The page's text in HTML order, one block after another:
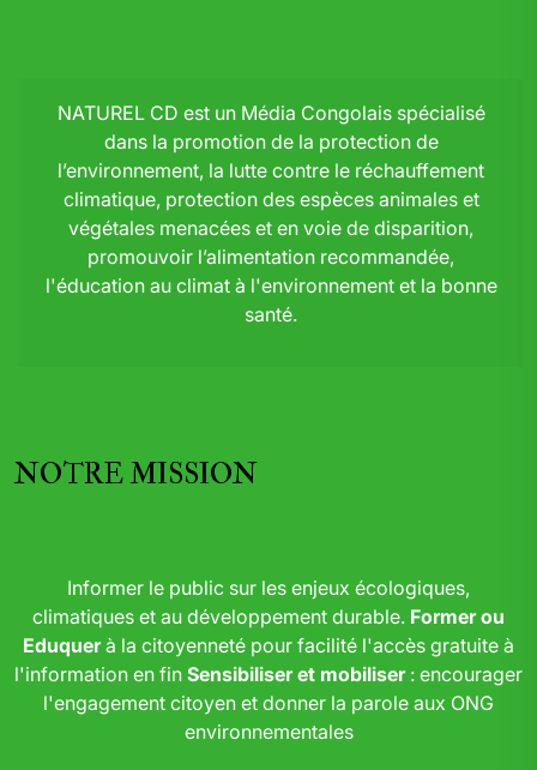
NATUREL CD est un Média Congolais spécialisé
dans la promotion de la protection de
l’environnement, la lutte contre le réchauffement
climatique, protection des espèces animales et
végétales menacées et en voie de disparition,
promouvoir l’alimentation recommandée,
l'éducation au climat à l'environnement et la bonne
santé.
NOTRE MISSION
Informer le public sur les enjeux écologiques,
climatiques et au développement durable. Former ou
Eduquerà la citoyenneté pour facilité l'accès gratuite à
l'information en fin Sensibiliser et mobiliser: encourager
l'engagement citoyen et donner la parole aux ONG
environnementales